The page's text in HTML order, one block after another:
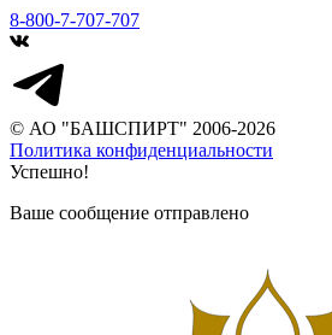
8-800-7-707-707
© АО "БАШСПИРТ" 2006-2026
Политика конфиденциальности
Успешно!
Ваше сообщение отправлено